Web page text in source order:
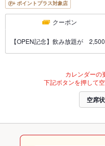
ポイントプラス対象店
クーポン
【OPEN記念】飲み放題が
カレンダーの
下記ボタンを押して
空席